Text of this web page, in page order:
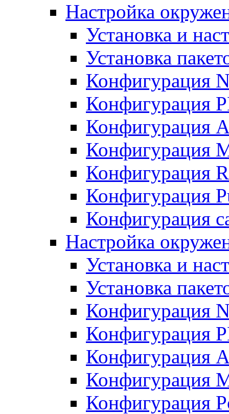
Настройка
Установка и
Установка
Конфигурация
Конфигурация
Конфигурация
Конфигурация
Конфигурация
Конфигурация
Конфигурация
Настройка
Установка и
Установка
Конфигурация
Конфигурация
Конфигурация
Конфигурация
Конфигурация